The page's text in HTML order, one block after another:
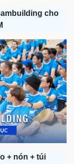
cho
+ nón + túi